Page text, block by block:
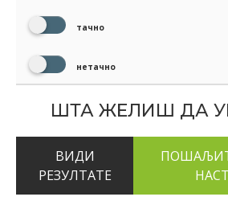
тачно
нетачно
ШТА ЖЕЛИШ ДА
ВИДИ
РЕЗУЛТАТЕ